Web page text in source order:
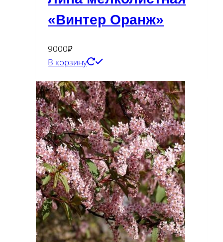
«Винтер Оранж»
9000₽
В корзину